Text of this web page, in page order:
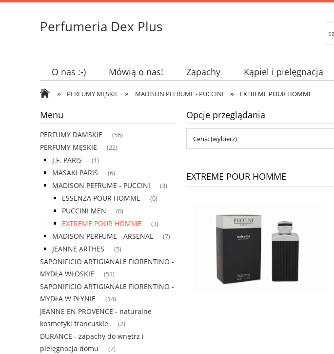
Perfumeria Dex Plus
O nas :-) Mówią o nas! Zapachy Kąpiel i pielęgnacja
» PERFUMY MĘSKIE » MADISON PEFRUME - PUCCINI » EXTREME POUR HOMME
Menu
PERFUMY DAMSKIE (56)
PERFUMY MĘSKIE (22)
J.F. PARIS (1)
MASAKI PARIS (6)
MADISON PEFRUME - PUCCINI (3)
ESSENZA POUR HOMME (0)
PUCCINI MEN (0)
EXTREME POUR HOMME (3)
MADISON PERFUME - ARSENAL (7)
JEANNE ARTHES (5)
SAPONIFICIO ARTIGIANALE FIORENTINO -
MYDŁA WŁOSKIE
(51)
SAPONIFICIO ARTIGIANALE FIORENTINO -
MYDŁA W PŁYNIE
(14)
JEANNE EN PROVENCE - naturalne
kosmetyki francuskie
(2)
DURANCE - zapachy do wnętrz i
pielęgnacja domu
(7)
Opcje przeglądania
Cena: (wybierz)
EXTREME POUR HOMME